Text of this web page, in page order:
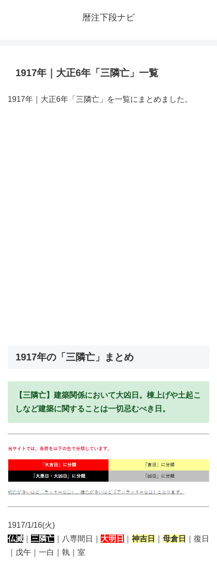
暦注下段ナビ
1917年｜大正6年「三隣亡」一覧
1917年｜大正6年「三隣亡」を一覧にまとめました。
1917年の「三隣亡」まとめ
【三隣亡】建築関係において大凶日。棟上げや土起こ
しなど建築に関することは一切忌むべき日。
1917/1/16(火)
仏滅
三隣亡 ｜八専間日｜ 大明日 神吉日 母倉日
｜復日
｜戊午｜一白｜執｜室